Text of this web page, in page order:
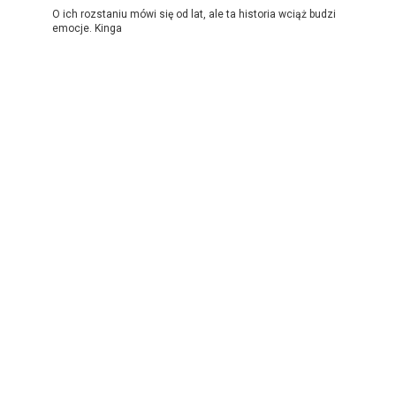
O ich rozstaniu mówi się od lat, ale ta historia wciąż budzi
emocje. Kinga